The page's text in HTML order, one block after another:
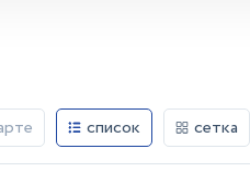
список сетка